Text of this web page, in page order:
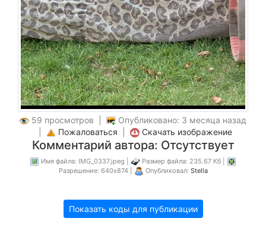
59 просмотров |
Опубликовано: 3 месяца назад
Пожаловаться Скачать изображение
Комментарий автора: Отсутствует
Имя файла: IMG_0337.jpeg |
Размер файла: 235.67 Кб |
Разрешение: 640x874 |
Опубликовал: Stella
Показать коды для публикации